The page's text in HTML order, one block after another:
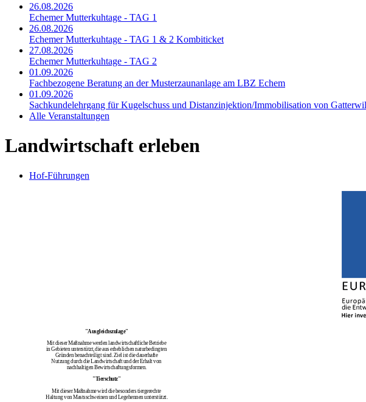
26.08.2026
Echemer Mutterkuhtage - TAG 1
26.08.2026
Echemer Mutterkuhtage - TAG 1 & 2 Kombiticket
27.08.2026
Echemer Mutterkuhtage - TAG 2
01.09.2026
Fachbezogene Beratung an der Musterzaunanlage am LBZ Echem
01.09.2026
Sachkundelehrgang für Kugelschuss und Distanzinjektion/Immobilisation von
Alle Veranstaltungen
Landwirtschaft erleben
Hof-Führungen
"Ausgleichszulage"
Mit dieser Maßnahme werden landwirtschaftliche Betriebe
in Gebieten unterstützt, die aus erheblichen naturbedingten
Gründen benachteiligt sind. Ziel ist die dauerhafte
Nutzung durch die Landwirtschaft und der Erhalt von
nachhaltigen Bewirtschaftungsformen.
"Tierschutz"
Mit dieser Maßnahme wird die besonders tiergerechte
Haltung von Mastsschweinen und Legehennen unterstützt.